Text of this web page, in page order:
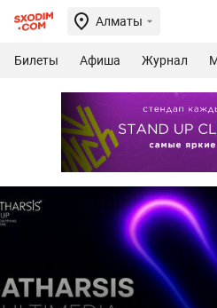
Алматы
Билеты Афиша Журнал